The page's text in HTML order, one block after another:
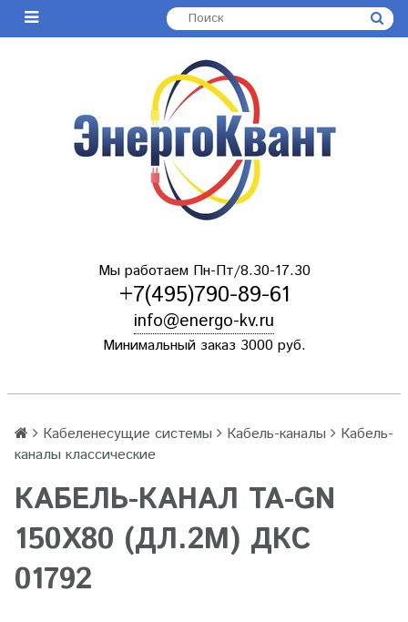
Мы работаем Пн-Пт/8.30-17.30
+7(495)790-89-61
info@energo-kv.ru
Минимальный заказ 3000 руб.
Кабеленесущие системы Кабель-каналы
Кабель-
каналы классические
КАБЕЛЬ-КАНАЛ TA-GN
150Х80 (ДЛ.2М) ДКС
01792